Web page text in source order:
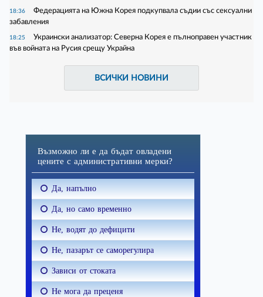
18:36
Федерацията на Южна Корея подкупвала съдии със сексуални
забавления
18:25
Украински анализатор: Северна Корея е пълноправен участник
във войната на Русия срещу Украйна
ВСИЧКИ НОВИНИ